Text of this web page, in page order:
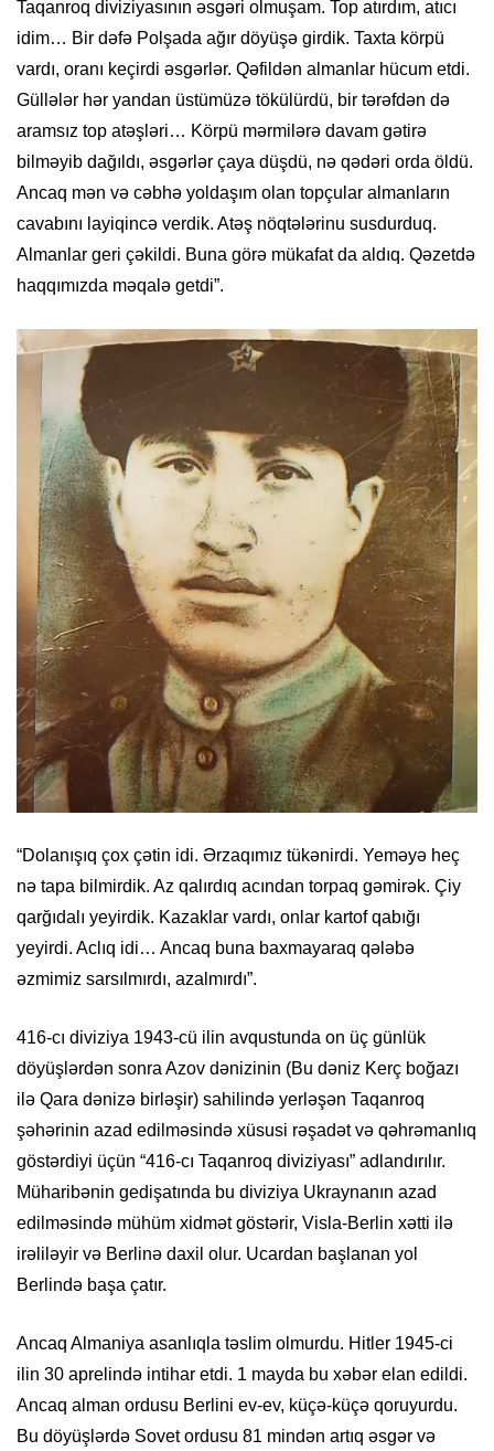
Taqanroq diviziyasının əsgəri olmuşam. Top atırdım, atıcı
idim… Bir dəfə Polşada ağır döyüşə girdik. Taxta körpü
vardı, oranı keçirdi əsgərlər. Qəfildən almanlar hücum etdi.
Güllələr hər yandan üstümüzə tökülürdü, bir tərəfdən də
aramsız top atəşləri… Körpü mərmilərə davam gətirə
bilməyib dağıldı, əsgərlər çaya düşdü, nə qədəri orda öldü.
Ancaq mən və cəbhə yoldaşım olan topçular almanların
cavabını layiqincə verdik. Atəş nöqtələrinu susdurduq.
Almanlar geri çəkildi. Buna görə mükafat da aldıq. Qəzetdə
haqqımızda məqalə getdi”.
“Dolanışıq çox çətin idi. Ərzaqımız tükənirdi. Yeməyə heç
nə tapa bilmirdik. Az qalırdıq acından torpaq gəmirək. Çiy
qarğıdalı yeyirdik. Kazaklar vardı, onlar kartof qabığı
yeyirdi. Aclıq idi… Ancaq buna baxmayaraq qələbə
əzmimiz sarsılmırdı, azalmırdı”.
416-cı diviziya 1943-cü ilin avqustunda on üç günlük
döyüşlərdən sonra Azov dənizinin (Bu dəniz Kerç boğazı
ilə Qara dənizə birləşir) sahilində yerləşən Taqanroq
şəhərinin azad edilməsində xüsusi rəşadət və qəhrəmanlıq
göstərdiyi üçün “416-cı Taqanroq diviziyası” adlandırılır.
Müharibənin gedişatında bu diviziya Ukraynanın azad
edilməsində mühüm xidmət göstərir, Visla-Berlin xətti ilə
irəliləyir və Berlinə daxil olur. Ucardan başlanan yol
Berlində başa çatır.
Ancaq Almaniya asanlıqla təslim olmurdu. Hitler 1945-ci
ilin 30 aprelində intihar etdi. 1 mayda bu xəbər elan edildi.
Ancaq alman ordusu Berlini ev-ev, küçə-küçə qoruyurdu.
Bu döyüşlərdə Sovet ordusu 81 mindən artıq əsgər və